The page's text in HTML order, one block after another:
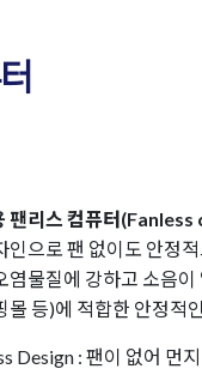
팬리스 컴퓨터
인으로 팬 없이도 안정
염물질에 강하고 소음
몰 등)에 적합한 안정적
Design : 팬이 없어 먼